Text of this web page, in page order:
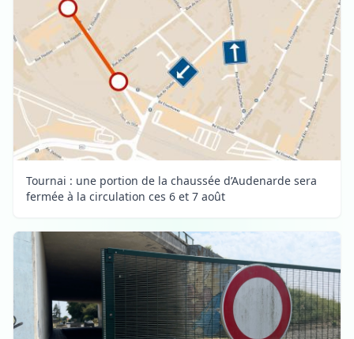
Tournai : une portion de la chaussée d’Audenarde sera
fermée à la circulation ces 6 et 7 août